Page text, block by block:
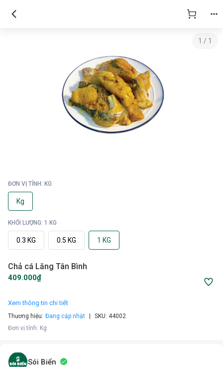
1 / 1
ĐƠN VỊ TÍNH: KG
Kg
KHỐI LƯỢNG: 1 KG
0.3 KG 0.5 KG 1 KG
Chả cá Lăng Tân Bình
409.000₫
Xem thông tin chi tiết
Thương hiệu: Đang cập nhật SKU: 44002
Đơn vị tính: Kg
Sói Biển